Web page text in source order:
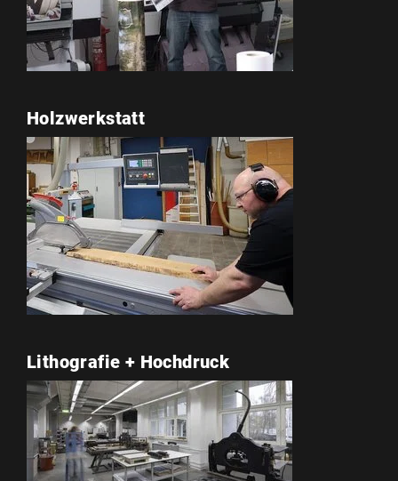
Holzwerkstatt
Lithografie + Hochdruck